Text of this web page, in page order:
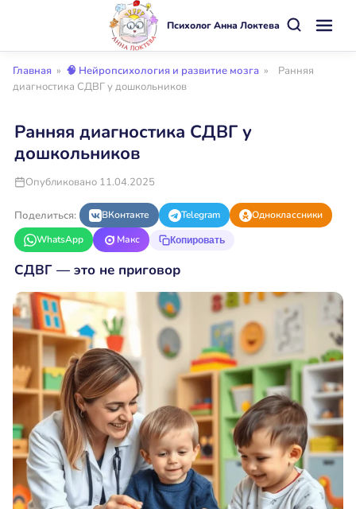
Психолог Анна Локтева
Главная » 🧠 Нейропсихология и развитие мозга »
Ранняя
диагностика СДВГ у дошкольников
Ранняя диагностика СДВГ у
дошкольников
Опубликовано 11.04.2025
Поделиться: ВКонтакте Telegram
Одноклассники
WhatsApp
Макс Копировать
СДВГ — это не приговор